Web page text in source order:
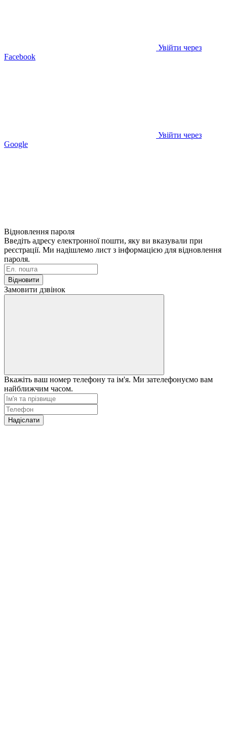
Увійти через
Facebook
Увійти через
Google
Відновлення пароля
Введіть адресу електронної пошти, яку ви вказували при
реєстрації. Ми надішлемо лист з інформацією для відновлення
пароля.
Відновити
Замовити дзвінок
Вкажіть ваш номер телефону та ім'я. Ми зателефонуємо вам
найближчим часом.
Надіслати